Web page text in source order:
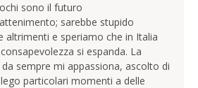
sono il futuro
sarebbe stupido
altrimenti e speriamo che in Italia
si espanda. La
sempre mi appassiona, ascolto di
particolari momenti a delle